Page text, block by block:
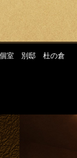
個室 別邸 杜の倉